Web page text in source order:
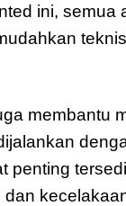
ini, semua
membantu
penting